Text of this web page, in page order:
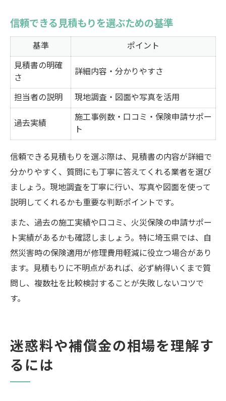
信頼できる見積もりを選ぶための基準
基準
ポイント
見積書の明確
さ
詳細内容・分かりやすさ
担当者の説明
現地調査・図面や写真を活用
過去実績
施工事例数・口コミ・保険申請サポー
ト
信頼できる見積もりを選ぶ際は、見積書の内容が詳細で
分かりやすく、質問にも丁寧に答えてくれる業者を選び
ましょう。現地調査を丁寧に行い、写真や図面を使って
説明してくれるかも重要な判断ポイントです。
また、過去の施工実績や口コミ、火災保険の申請サポー
ト実績があるかも確認しましょう。特に埼玉県では、自
然災害時の保険適用が修理費用軽減に役立つ場合があり
ます。見積もりに不明点があれば、必ず納得いくまで質
問し、複数社を比較検討することが失敗しないコツで
す。
迷惑料や補償金の相場を理解す
るには